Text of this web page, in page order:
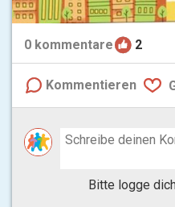
0 kommentare 2
Kommentieren
Bitte logge